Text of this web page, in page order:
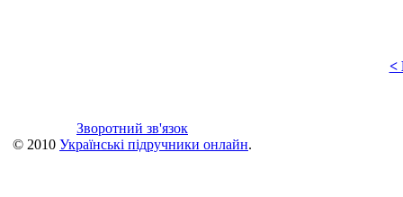
<
Зворотний зв'язок
© 2010 Українські підручники онлайн.